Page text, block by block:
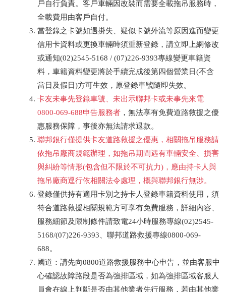
戶自行負責。客戶車輛因改裝而需要全載拖吊服務時，
全載費用由客戶自付。
當登錄之卡號如遇掛失、疑似卡號外流等原因進而變更
信用卡資料或更換車輛時須重新登錄，請立即上網修改
或通知(02)2545-5168 / (07)226-9393專線變更車籍資
料，車籍資料變更將於手續完成後第四個營業日(不含
當日及假日)方可生效，原登錄車號隨即失效。
卡友未事先登錄車號、未出示聯邦卡或未事先來電
0800-069-688申告服務者 ，無法享有免費道路救援之優
惠服務保障，事後亦無法請求退款。
聯邦銀行僅提供卡友道路救援之優惠，相關拖吊服務請
依拖吊廠商規範辦理，如拖吊期間遇有車輛安全、損害
與糾紛等情形(包含但不限於不可抗力)，應由持卡人與
拖吊廠商逕行依相關法令處理，概與聯邦銀行無涉。
登錄僅供持有適用卡別之持卡人登錄車籍資料使用，須
符合道路救援相關規範方可享有免費服務，詳細內容、
服務細節及限制條件請致電24小時服務專線(02)2545-
5168/(07)226-9393、聯邦道路救援專線0800-069-
688。
國道：請先向0800道路救援服務中心申告，並由客服中
心確認故障路段是否為強排區域，如為強排區域客服人
員會在線上判斷是否由其他業者先行服務，若由其他業